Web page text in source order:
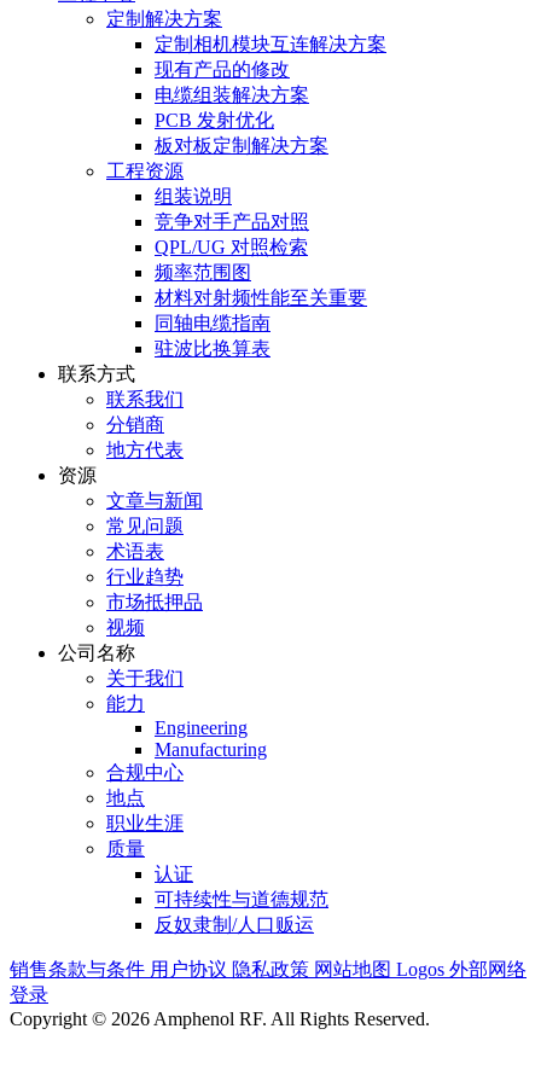
定制解决方案
定制相机模块互连解决方案
现有产品的修改
电缆组装解决方案
PCB 发射优化
板对板定制解决方案
工程资源
组装说明
竞争对手产品对照
QPL/UG 对照检索
频率范围图
材料对射频性能至关重要
同轴电缆指南
驻波比换算表
联系方式
联系我们
分销商
地方代表
资源
文章与新闻
常见问题
术语表
行业趋势
市场抵押品
视频
公司名称
关于我们
能力
Engineering
Manufacturing
合规中心
地点
职业生涯
质量
认证
可持续性与道德规范
反奴隶制/人口贩运
销售条款与条件 用户协议 隐私政策 网站地图 Logos 外部网络
登录
Copyright © 2026 Amphenol RF. All Rights Reserved.